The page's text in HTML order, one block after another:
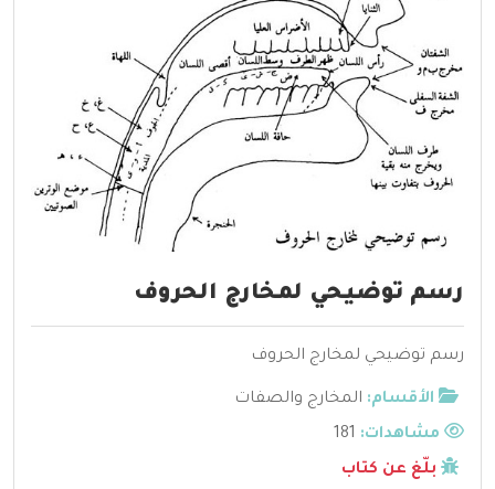
رسم توضيحي لمخارج الحروف
رسم توضيحي لمخارج الحروف
الأقسام: المخارج والصفات
مشاهدات:
بلّغ عن كتاب